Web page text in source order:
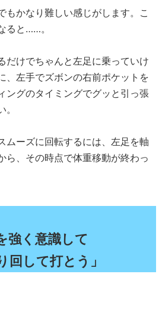
もかなり難しい感じがします。こ
ると……。
だけでちゃんと左足に乗っていけ
、左手でズボンの右前ポケットを
ングのタイミングでグッと引っ張
ムーズに回転するには、左足を軸
ら、その時点で体重移動が終わっ
強く意識して
して打とう」